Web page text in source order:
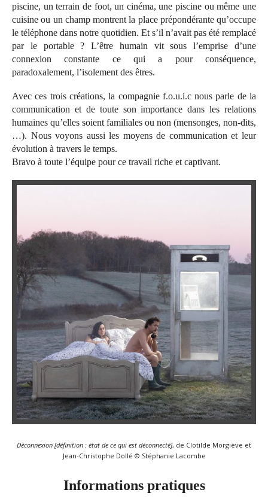
piscine, un terrain de foot, un cinéma, une piscine ou même une
cuisine ou un champ montrent la place prépondérante qu’occupe
le téléphone dans notre quotidien. Et s’il n’avait pas été remplacé
par le portable ? L’être humain vit sous l’emprise d’une
connexion constante ce qui a pour conséquence,
paradoxalement, l’isolement des êtres.
Avec ces trois créations, la compagnie f.o.u.i.c nous parle de la
communication et de toute son importance dans les relations
humaines qu’elles soient familiales ou non (mensonges, non-dits,
…). Nous voyons aussi les moyens de communication et leur
évolution à travers le temps.
Bravo à toute l’équipe pour ce travail riche et captivant.
Déconnexion [définition : état de ce qui est déconnecté], de Clotilde Morgiève et
Jean-Christophe Dollé © Stéphanie Lacombe
Informations pratiques